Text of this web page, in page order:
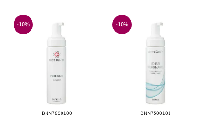
BNN7890100
-10%
BNN7500101
-10%